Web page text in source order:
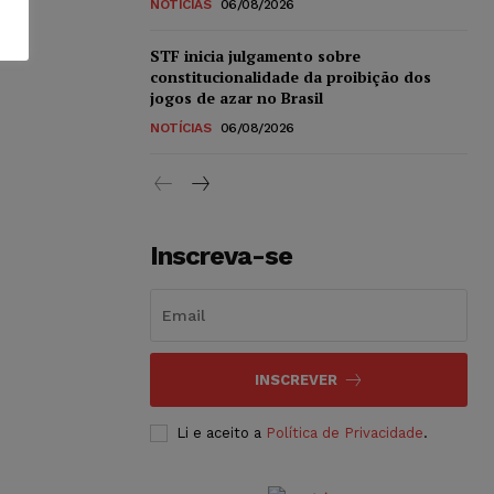
NOTÍCIAS 06/08/2026
STF inicia julgamento sobre
constitucionalidade da proibição dos
jogos de azar no Brasil
NOTÍCIAS 06/08/2026
Inscreva-se
INSCREVER
Li e aceito a Política de Privacidade.